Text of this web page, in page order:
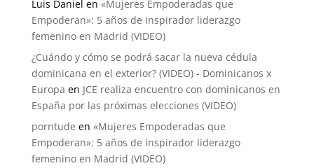
Luis Daniel en «Mujeres Empoderadas que
Empoderan»: 5 años de inspirador liderazgo
femenino en Madrid (VIDEO)
¿Cuándo y cómo se podrá sacar la nueva cédula
dominicana en el exterior? (VIDEO) - Dominicanos x
Europa en JCE realiza encuentro con dominicanos en
España por las próximas elecciones (VIDEO)
porntude en «Mujeres Empoderadas que
Empoderan»: 5 años de inspirador liderazgo
femenino en Madrid (VIDEO)